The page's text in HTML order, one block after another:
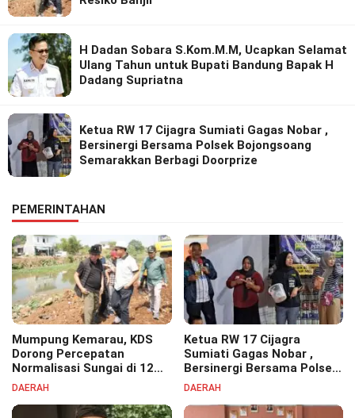
H Dadan Sobara S.Kom.M.M, Ucapkan Selamat
Ulang Tahun untuk Bupati Bandung Bapak H
Dadang Supriatna
Ketua RW 17 Cijagra Sumiati Gagas Nobar ,
Bersinergi Bersama Polsek Bojongsoang
Semarakkan Berbagi Doorprize
PEMERINTAHAN
Mumpung Kemarau, KDS
Dorong Percepatan
Normalisasi Sungai di 12
Kecamatan Tekan Resiko
DAERAH
Ketua RW 17 Cijagra
Sumiati Gagas Nobar ,
Bersinergi Bersama Polsek
Bojongsoang Semarakkan
DAERAH